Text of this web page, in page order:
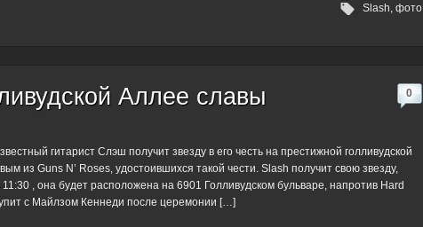
Slash фото
Аллее славы 0
гитарист Слэш получит звезду в его честь на престижной голливудской
из Guns N’ Roses, удостоившихся такой чести. Slash получит свою звезду,
, она будет расположена на 6901 Голливудском бульваре, напротив Hard
с Майлзом Кеннеди после церемонии […]